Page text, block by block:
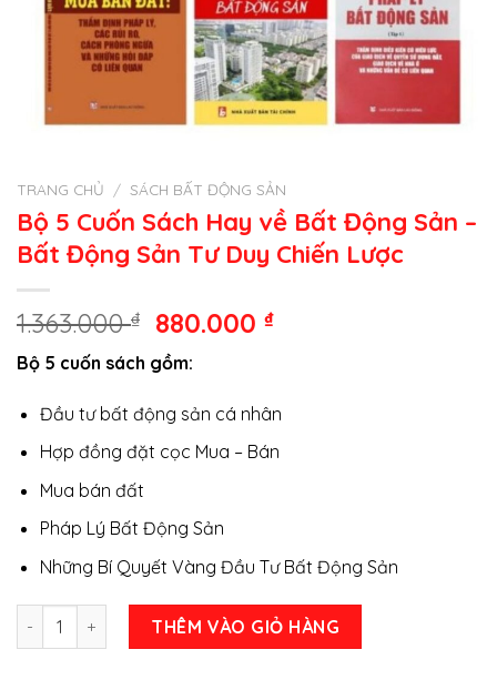
TRANG CHỦ / SÁCH BẤT ĐỘNG SẢN
Bộ 5 Cuốn Sách Hay về Bất Động Sản –
Bất Động Sản Tư Duy Chiến Lược
1.363.000₫
Giá
gốc
là:
1.363.000 ₫.
880.000₫Giá
880.000 ₫.
Bộ 5 cuốn sách gồm:
Đầu tư bất động sản cá nhân
Hợp đồng đặt cọc Mua – Bán
Mua bán đất
Pháp Lý Bất Động Sản
Những Bí Quyết Vàng Đầu Tư Bất Động Sản
Bộ 5 Cuốn Sách Hay về Bất Động Sản – Bất Động Sản Tư
THÊM VÀO GIỎ HÀNG